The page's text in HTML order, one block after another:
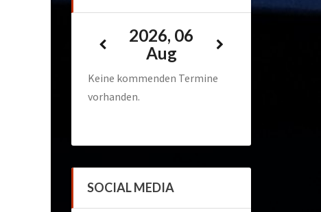
2026, 06
Aug
Keine kommenden Termine
vorhanden.
SOCIAL MEDIA